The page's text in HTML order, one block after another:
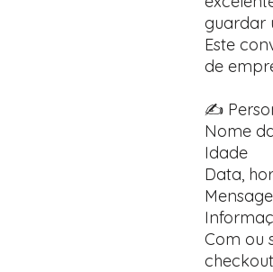
guardar
Este
de
✍️
Nome
Idade
Data,
Com ou